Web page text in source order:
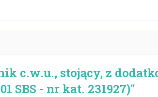
c.w.u., stojący, z
SBS - nr kat. 231927)"